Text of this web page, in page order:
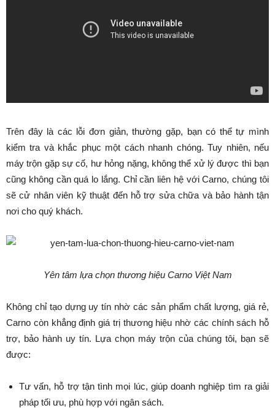
Trên đây là các lỗi đơn giản, thường gặp, bạn có thể tự mình
kiểm tra và khắc phục một cách nhanh chóng. Tuy nhiên, nếu
máy trộn gặp sự cố, hư hỏng nặng, không thể xử lý được thì bạn
cũng không cần quá lo lắng. Chỉ cần liên hệ với Carno, chúng tôi
sẽ cử nhân viên kỹ thuật đến hỗ trợ sửa chữa và bảo hành tận
nơi cho quý khách.
Yên tâm lựa chọn thương hiệu Carno Việt Nam
Không chỉ tạo dựng uy tín nhờ các sản phẩm chất lượng, giá rẻ,
Carno còn khẳng định giá trị thương hiệu nhờ các chính sách hỗ
trợ, bảo hành uy tín. Lựa chọn máy trộn của chúng tôi, bạn sẽ
được:
Tư vấn, hỗ trợ tận tình mọi lúc, giúp doanh nghiệp tìm ra giải
pháp tối ưu, phù hợp với ngân sách.